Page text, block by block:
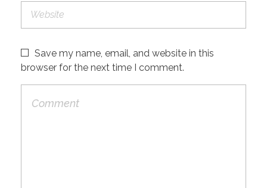
Save my name, email, and website in this
browser for the next time I comment.